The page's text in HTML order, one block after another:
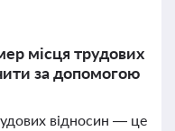
місця трудових
за допомогою
відносин — це